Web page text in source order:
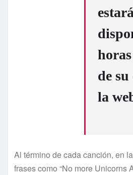
de
la
Al término de cada canción, en
frases como “No more Unicorns